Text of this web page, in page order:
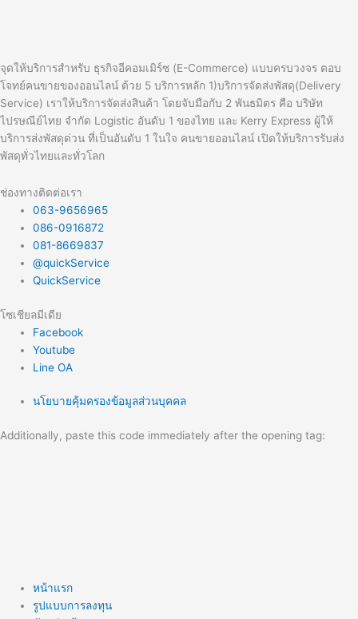
จุดให้บริการสำหรับ ธุรกิจอีคอมเมิร์ซ (E-Commerce) แบบครบวงจร ตอบ
โจทย์คนขายของออนไลน์ ด้วย 5 บริการหลัก 1)บริการจัดส่งพัสดุ(Delivery
Service) เราให้บริการจัดส่งสินค้า โดยจับมือกับ 2 พันธมิตร คือ บริษัท
ไปรษณีย์ไทย จำกัด Logistic อันดับ 1 ของไทย และ Kerry Express ผู้ให้
บริการส่งพัสดุด่วน ที่เป็นอันดับ 1 ในใจ คนขายออนไลน์ เปิดให้บริการรับส่ง
พัสดุทั่วไทยและทั่วโลก
ช่องทางติดต่อเรา
063-9656965
086-0916872
081-8669837
@quickService
QuickService
โซเชียลมีเดีย
Facebook
Youtube
Line OA
นโยบายคุ้มครองข้อมูลส่วนบุคคล
Additionally, paste this code immediately after the opening tag:
หน้าแรก
รูปแบบการลงทุน